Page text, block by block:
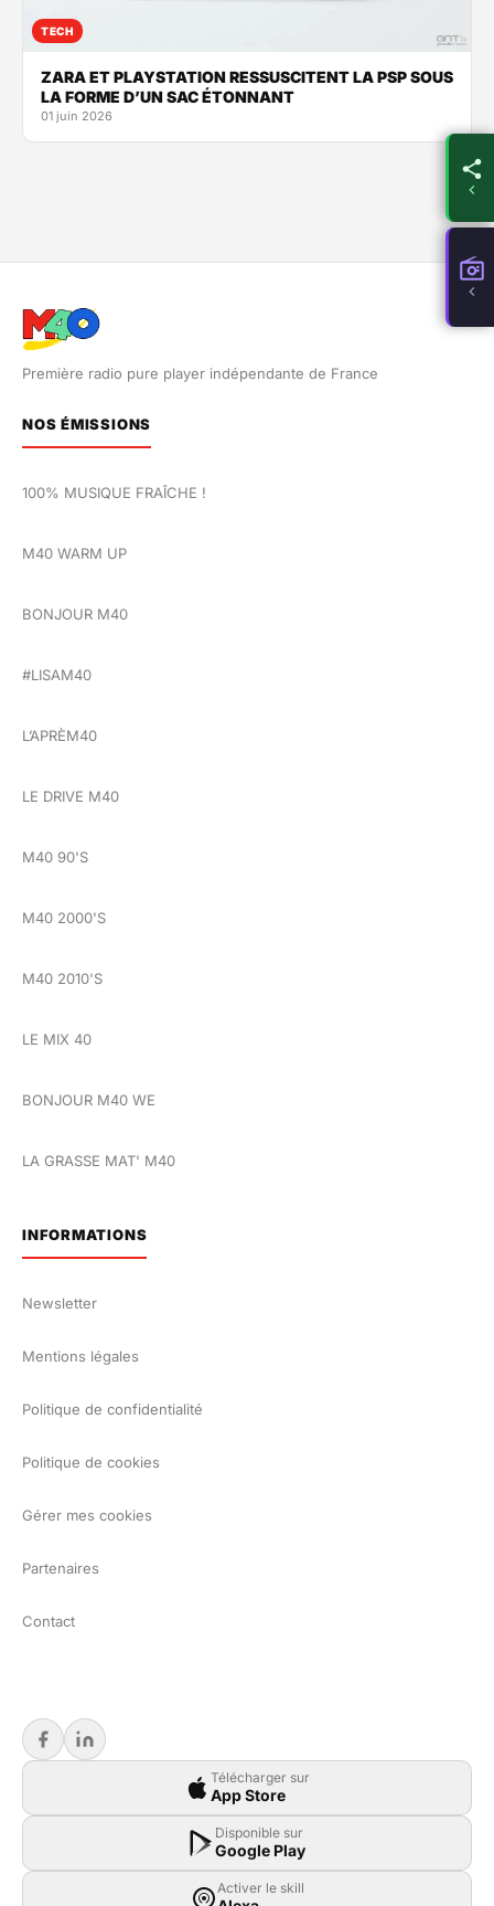
TECH
ZARA ET PLAYSTATION RESSUSCITENT LA PSP SOUS
LA FORME D’UN SAC ÉTONNANT
01 juin 2026
Première radio pure player indépendante de France
NOS ÉMISSIONS
100% MUSIQUE FRAÎCHE !
M40 WARM UP
BONJOUR M40
#LISAM40
L’APRÈM40
LE DRIVE M40
M40 90'S
M40 2000'S
M40 2010'S
LE MIX 40
BONJOUR M40 WE
LA GRASSE MAT' M40
INFORMATIONS
Newsletter
Mentions légales
Politique de confidentialité
Politique de cookies
Gérer mes cookies
Partenaires
Contact
Télécharger sur
App Store
Disponible sur
Google Play
Activer le skill